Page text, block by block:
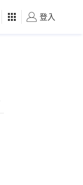
好食玩飛
登入